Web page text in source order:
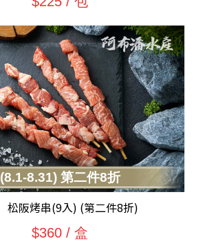
(8.1-8.31) 第二件8折
松阪烤串(9入) (第二件8折)
$360 / 盒